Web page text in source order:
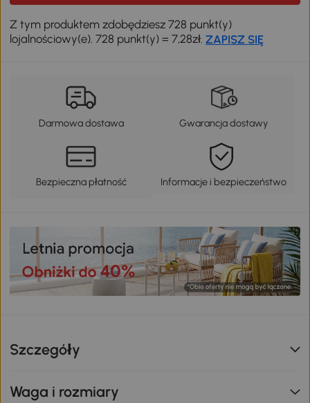
Z tym produktem zdobędziesz 728 punkt(y)
lojalnościowy(e). 728 punkt(y) = 7,28zł.ZAPISZ SIĘ
Darmowa dostawa Gwarancja dostawy
Bezpieczna płatność Informacje i bezpieczeństwo
Szczegóły
Waga i rozmiary